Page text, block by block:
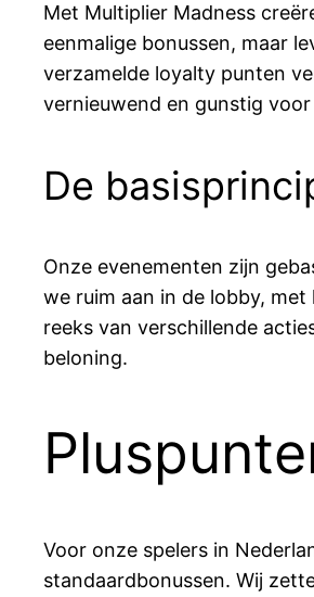
Met Multiplier Madness
eenmalige bonussen, maar
verzamelde loyalty punten
vernieuwend en gunstig
De
Onze evenementen zijn
we ruim aan in de lobby,
reeks van verschillende
beloning.
Voor onze spelers in
standaardbonussen. Wij